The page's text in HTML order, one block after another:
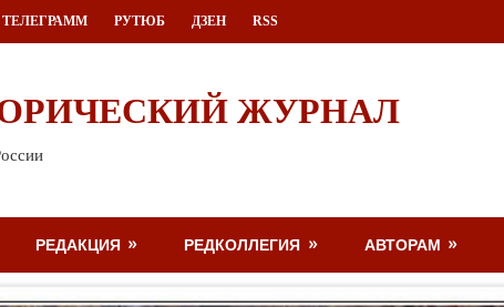
ТЕЛЕГРАММ РУТЮБ ДЗЕН RSS
ЖУРНАЛ
РЕДАКЦИЯ РЕДКОЛЛЕГИЯ АВТОРАМ